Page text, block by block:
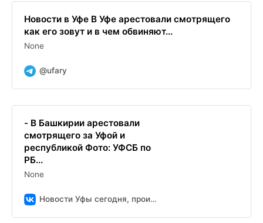
Новости в Уфе В Уфе арестовали смотрящего
как его зовут и в чем обвиняют...
None
@ufary
- В Башкирии арестовали
смотрящего за Уфой и
республикой Фото: УФСБ по
РБ...
None
Новости Уфы сегодня, происшествия, ЧП и ДТП